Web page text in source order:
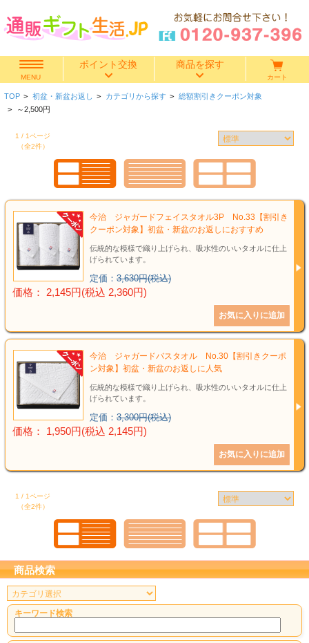
MENU
ポイント交換 商品を探す
快気祝い
香典返し
結婚引き出物
初盆・新盆
各種記念品
その他
カート
TOP > 初盆・新盆お返し > カテゴリから探す > 総額割引きクーポン対象
> ～2,500円
1 / 1ページ
（全2件）
今治 ジャガードフェイスタオル3P No.33【割引き
クーポン対象】初盆・新盆のお返しにおすすめ
伝統的な模様で織り上げられ、吸水性のいいタオルに仕上
げられています。
定価： 3,630円(税込)
価格： 2,145円(税込 2,360円)
今治 ジャガードバスタオル No.30【割引きクーポ
ン対象】初盆・新盆のお返しに人気
伝統的な模様で織り上げられ、吸水性のいいタオルに仕上
げられています。
定価： 3,300円(税込)
価格： 1,950円(税込 2,145円)
1 / 1ページ
（全2件）
商品検索
キーワード検索